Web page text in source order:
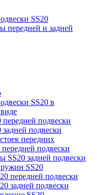
SS20
передней и задней
SS20 в
подвески
подвески
передних
подвески
SS20 задней подвески
SS20
передней подвески
задней подвески